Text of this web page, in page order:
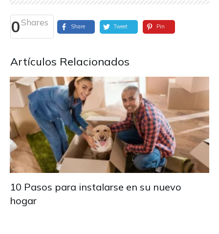
0Shares Share Tweet Pin
Artículos Relacionados
10 Pasos para instalarse en su nuevo
hogar